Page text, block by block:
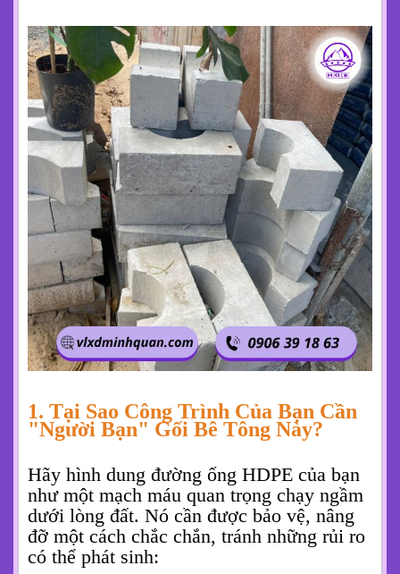
1. Tại Sao Công Trình Của Bạn Cần
"Người Bạn" Gối Bê Tông Này?
Hãy hình dung đường ống HDPE của bạn
như một mạch máu quan trọng chạy ngầm
dưới lòng đất. Nó cần được bảo vệ, nâng
đỡ một cách chắc chắn, tránh những rủi ro
có thể phát sinh: